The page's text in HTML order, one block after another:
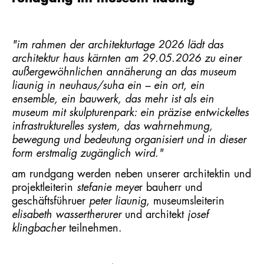
"im rahmen der architekturtage 2026 lädt das
architektur haus kärnten am 29.05.2026 zu einer
außergewöhnlichen annäherung an das museum
liaunig in neuhaus/suha ein – ein ort, ein
ensemble, ein bauwerk, das mehr ist als ein
museum mit skulpturenpark: ein präzise entwickeltes
infrastrukturelles system, das wahrnehmung,
bewegung und bedeutung organisiert und in dieser
form erstmalig zugänglich wird."
am rundgang werden neben unserer architektin und
projektleiterin stefanie meyer bauherr und
geschäftsführuer peter liaunig, museumsleiterin
elisabeth wassertherurerund architekt josef
klingbacherteilnehmen.